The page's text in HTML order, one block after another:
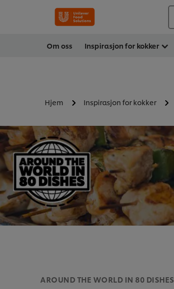
Om oss Inspirasjon for kokker
Hjem Inspirasjon for kokker
AROUND THE WORLD IN 80 DISHES